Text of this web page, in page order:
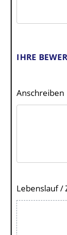
IHRE
Anschreiben
Lebenslauf /